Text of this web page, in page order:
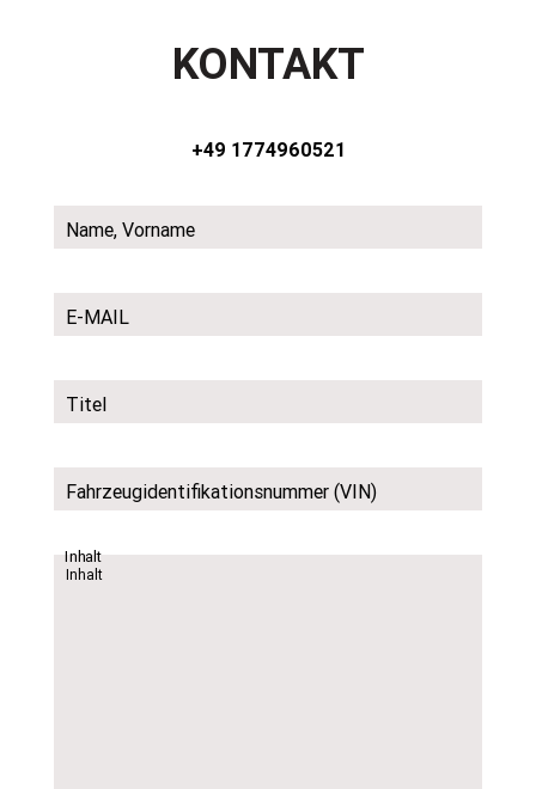
KONTAKT
+49 1774960521
Name, Vorname
E-MAIL
Titel
Fahrzeugidentifikationsnummer (VIN)
Inhalt